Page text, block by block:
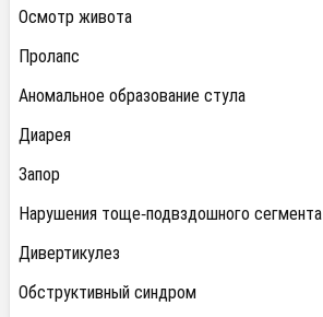
Осмотр живота
Пролапс
Аномальное образование стула
Диарея
Запор
Нарушения тоще-подвздошного сегмента
Дивертикулез
Обструктивный синдром